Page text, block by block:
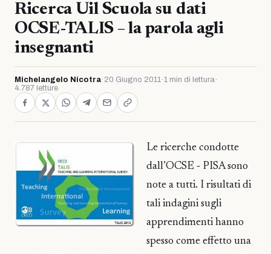
Ricerca Uil Scuola su dati
OCSE-TALIS – la parola agli
insegnanti
Michelangelo Nicotra· 20 Giugno 2011·1 min di lettura·
4.787 letture
Le ricerche condotte
dall’OCSE ‐ PISA sono
note a tutti. I risultati di
tali indagini sugli
apprendimenti hanno
spesso come effetto una